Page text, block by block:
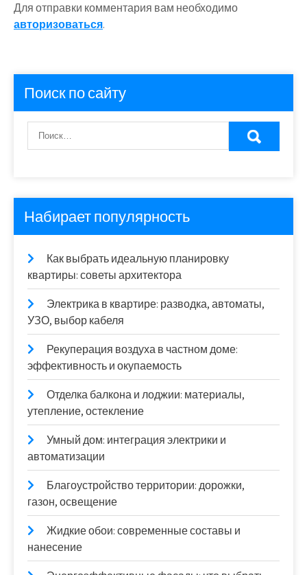
Для отправки комментария вам необходимо
авторизоваться.
Поиск по сайту
Набирает популярность
Как выбрать идеальную планировку
квартиры: советы архитектора
Электрика в квартире: разводка, автоматы,
УЗО, выбор кабеля
Рекуперация воздуха в частном доме:
эффективность и окупаемость
Отделка балкона и лоджии: материалы,
утепление, остекление
Умный дом: интеграция электрики и
автоматизации
Благоустройство территории: дорожки,
газон, освещение
Жидкие обои: современные составы и
нанесение